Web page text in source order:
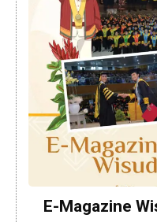
E-Magazine